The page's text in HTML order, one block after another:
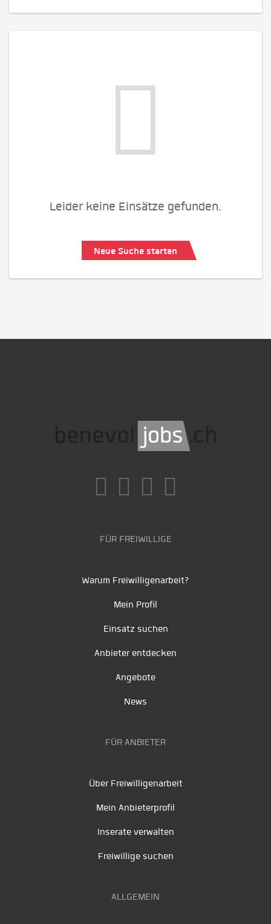
Leider keine Einsätze gefunden.
Neue Suche starten
FÜR FREIWILLIGE
Warum Freiwilligenarbeit?
Mein Profil
Einsatz suchen
Anbieter entdecken
Angebote
News
FÜR ANBIETER
Über Freiwilligenarbeit
Mein Anbieterprofil
Inserate verwalten
Freiwillige suchen
ALLGEMEIN